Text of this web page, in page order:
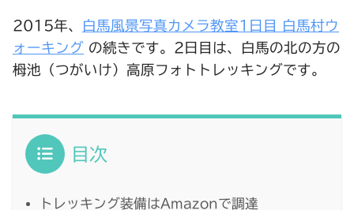
2015年、
白馬風景写真カメラ教室1日目 白馬村ウ
ォーキング の続きです。2日目は、白馬の北の方の
栂池（つがいけ）高原フォトトレッキングです。
目次
トレッキング装備はAmazonで調達